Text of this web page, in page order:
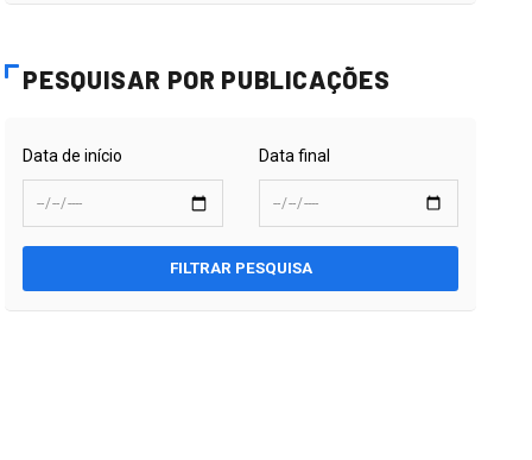
PESQUISAR POR PUBLICAÇÕES
Data de início Data final
FILTRAR PESQUISA